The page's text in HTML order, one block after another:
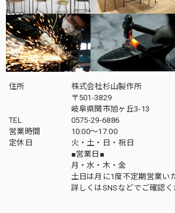
住所
株式会社杉山製作所
〒501-3829
岐阜県関市旭ヶ丘3-13
TEL
0575-29-6886
営業時間
10:00～17:00
定休日
火・土・日・祝日
■営業日■
月・水・木・金
土日は月に1度不定期営業い
詳しくはSNSなどでご確認く